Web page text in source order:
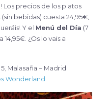
Los precios de los platos
(sin bebidas) cuesta 24,95€,
Y el Menú del Día (7
¿Os lo vais a
Malasaña – Madrid
Wonderland